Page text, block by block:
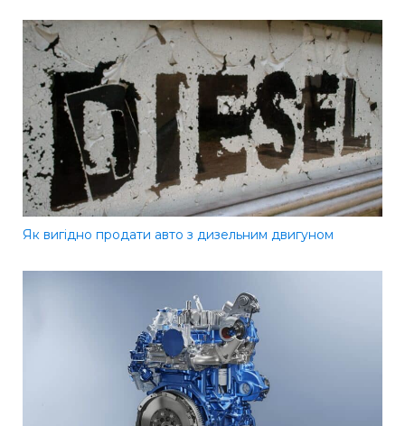
Як вигідно продати авто з дизельним двигуном